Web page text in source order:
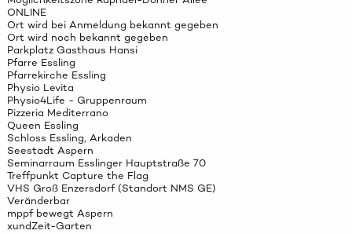
ONLINE
Ort wird bei Anmeldung bekannt gegeben
Ort wird noch bekannt gegeben
Parkplatz Gasthaus Hansi
Pfarre Essling
Pfarrekirche Essling
Physio Levita
Physio4Life - Gruppenraum
Pizzeria Mediterrano
Queen Essling
Schloss Essling, Arkaden
Seestadt Aspern
Seminarraum Esslinger Hauptstraße 70
Treffpunkt Capture the Flag
VHS Groß Enzersdorf (Standort NMS GE)
Veränderbar
mppf bewegt Aspern
xundZeit-Garten